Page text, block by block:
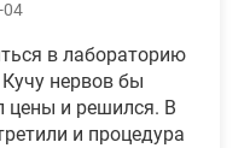
04
в лабораторию
нервов бы
цены и решился. В
и процедура